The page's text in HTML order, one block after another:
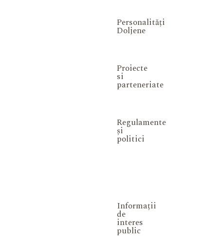
Personalități
Doljene
Proiecte
si
parteneriate
Regulamente
și
politici
Informații
de
interes
public